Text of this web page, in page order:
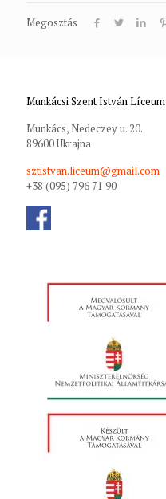
Megosztás
Munkácsi Szent István Líceum
Munkács, Nedeczey u. 20.
89600 Ukrajna
sztistvan.liceum@gmail.com
+38 (095) 796 71 90